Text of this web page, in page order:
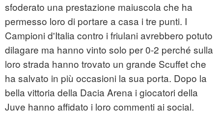
sfoderato una prestazione maiuscola che ha
permesso loro di portare a casa i tre punti. I
Campioni d'Italia contro i friulani avrebbero potuto
dilagare ma hanno vinto solo per 0-2 perché sulla
loro strada hanno trovato un grande Scuffet che
ha salvato in più occasioni la sua porta. Dopo la
bella vittoria della Dacia Arena i giocatori della
Juve hanno affidato i loro commenti ai social.